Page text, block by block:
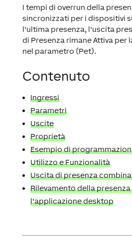
I tempi di overrun della
sincronizzati per i dispositivi
l'ultima presenza, l'uscita
di Presenza rimane Attiva per
nel parametro (Pet).
Contenuto
Ingressi
Parametri
Uscite
Proprietà
Esempio di
Utilizzo e Funzionalità
Uscita di presenza
Rilevamento della
l'applicazione desktop